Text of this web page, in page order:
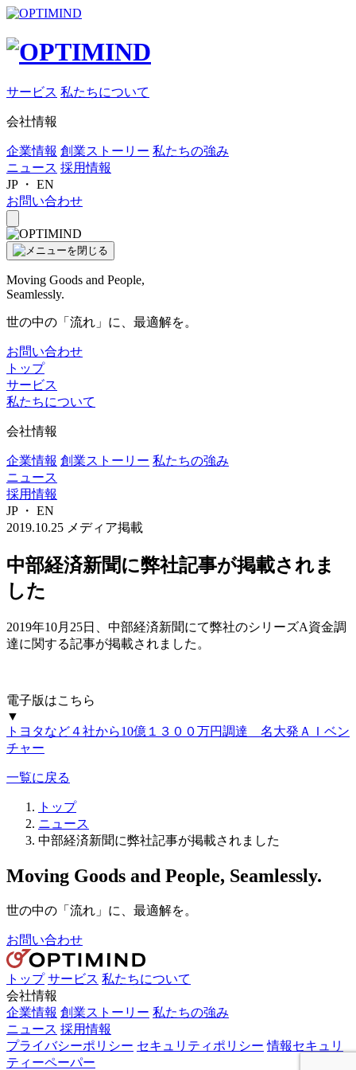
サービス 私たちについて
会社情報
企業情報 創業ストーリー 私たちの強み
ニュース 採用情報
JP
・ EN
お問い合わせ
Moving Goods and People,
Seamlessly.
世の中の「流れ」に、最適解を。
お問い合わせ
トップ
サービス
私たちについて
会社情報
企業情報 創業ストーリー 私たちの強み
ニュース
採用情報
JP
・ EN
2019.10.25 メディア掲載
中部経済新聞に弊社記事が掲載されま
した
2019年10月25日、中部経済新聞にて弊社のシリーズA資金調
達に関する記事が掲載されました。
電子版はこちら
▼
トヨタなど４社から10億１３００万円調達 名大発ＡＩベン
チャー
一覧に戻る
トップ
ニュース
中部経済新聞に弊社記事が掲載されました
Moving Goods and People, Seamlessly.
世の中の「流れ」に、最適解を。
お問い合わせ
トップ サービス 私たちについて
会社情報
企業情報 創業ストーリー 私たちの強み
ニュース 採用情報
プライバシーポリシー セキュリティポリシー 情報セキュリ
ティーペーパー